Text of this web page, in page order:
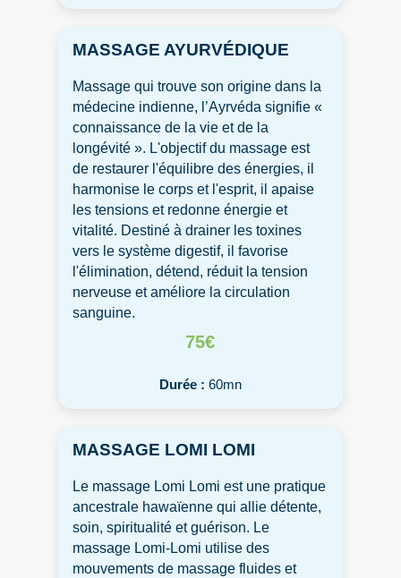
MASSAGE AYURVÉDIQUE
Massage qui trouve son origine dans la
médecine indienne, l’Ayrvéda signifie «
connaissance de la vie et de la
longévité ». L'objectif du massage est
de restaurer l'équilibre des énergies, il
harmonise le corps et l'esprit, il apaise
les tensions et redonne énergie et
vitalité. Destiné à drainer les toxines
vers le système digestif, il favorise
l'élimination, détend, réduit la tension
nerveuse et améliore la circulation
sanguine.
75€
Durée : 60mn
MASSAGE LOMI LOMI
Le massage Lomi Lomi est une pratique
ancestrale hawaïenne qui allie détente,
soin, spiritualité et guérison. Le
massage Lomi-Lomi utilise des
mouvements de massage fluides et